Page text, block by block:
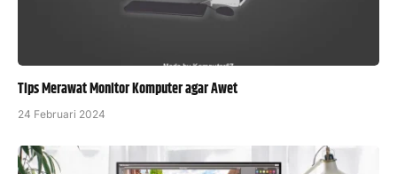
Tips Merawat Monitor Komputer agar Awet
24 Februari 2024